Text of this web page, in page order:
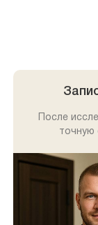
После
точную